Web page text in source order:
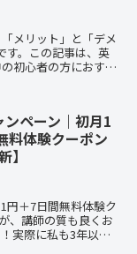
メリット」と「デメ
す。この記事は、英
初心者の方におすす
ペーン｜初月1
料体験クーポン
】
円＋7日間無料体験ク
、講師の質も良くお
実際に私も3年以上